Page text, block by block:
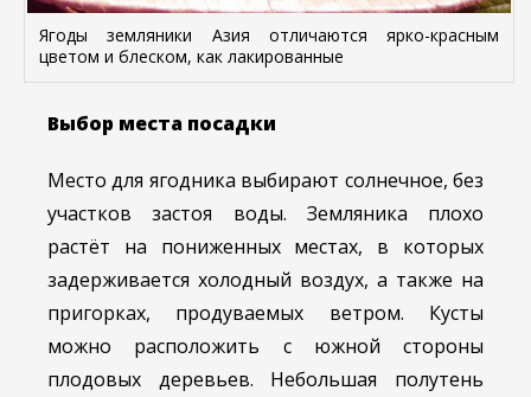
Ягоды земляники Азия отличаются ярко-красным
цветом и блеском, как лакированные
Выбор места посадки
Место для ягодника выбирают солнечное, без
участков застоя воды. Земляника плохо
растёт на пониженных местах, в которых
задерживается холодный воздух, а также на
пригорках, продуваемых ветром. Кусты
можно расположить с южной стороны
плодовых деревьев. Небольшая полутень